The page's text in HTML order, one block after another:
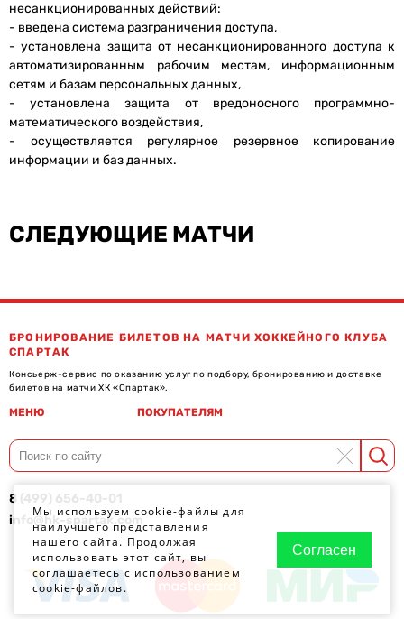
Мы используем cookie-файлы для
наилучшего представления
нашего сайта. Продолжая
использовать этот сайт, вы
соглашаетесь с использованием
cookie-файлов.
Согласен
несанкционированных действий:
- введена система разграничения доступа,
- установлена защита от несанкционированного доступа к
автоматизированным рабочим местам, информационным
сетям и базам персональных данных,
- установлена защита от вредоносного программно-
математического воздействия,
- осуществляется регулярное резервное копирование
информации и баз данных.
СЛЕДУЮЩИЕ МАТЧИ
БРОНИРОВАНИЕ БИЛЕТОВ НА МАТЧИ ХОККЕЙНОГО КЛУБА
СПАРТАК
Консьерж-сервис по оказанию услуг по подбору, бронированию и доставке
билетов на матчи ХК «Спартак».
МЕНЮ ПОКУПАТЕЛЯМ
8 (499) 656-40-01
info@hk-spartak.com